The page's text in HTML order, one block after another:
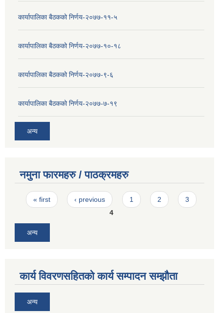
कार्यापालिका बैठकको निर्णय-२०७७-११-५
कार्यापालिका बैठकको निर्णय-२०७७-१०-१८
कार्यापालिका बैठकको निर्णय-२०७७-९-६
कार्यापालिका बैठकको निर्णय-२०७७-७-१९
अन्य
नमुना फारमहरु / पाठक्रमहरु
Pages
« first ‹ previous 1 2
3
4
अन्य
कार्य विवरणसहितको कार्य सम्पादन सम्झौता
अन्य